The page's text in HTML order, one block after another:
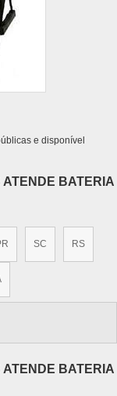
e disponível
ATENDE BATERIA
SC RS
ATENDE BATERIA